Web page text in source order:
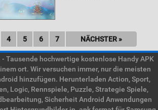
4 5 6 7 NÄCHSTER »
Tausende hochwertige kostenlose Handy APK
ort. Wir versuchen immer, nur die meisten
hinzufügen. Herunterladen Action, Sport,
Logic, Rennspiele, Puzzle, Strategie Spiele,
Sicherheit Android Anwendungen